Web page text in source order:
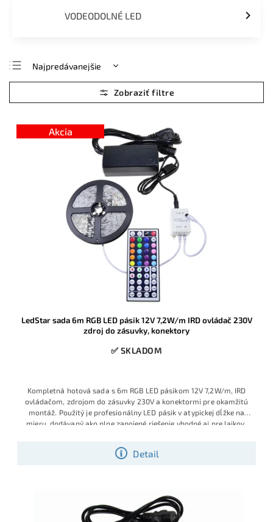
VODEODOLNÉ LED
Najpredávanejšie
Najlacnejšie
Najdrahšie
Abecedne
Akcia
LedStar sada 6m RGB LED pásik 12V 7,2W/m IRD ovládač 230V
zdroj do zásuvky, konektory
✅ SKLADOM
Detail
Kompletná hotová sada s 6m RGB LED pásikom 12V 7,2W/m, IRD
ovládačom, zdrojom do zásuvky 230V a konektormi pre okamžitú
montáž. Použitý je profesionálny LED pásik v atypickej dĺžke na
mieru, dodávaný ako plne zapojené riešenie vhodné aj pre laikov,
príslušenstva. Ide o obľúbený model s veľmi dobrým pomerom
ceny, výkonu a praktickosti, ktorý je v ponuke v obmedzenom